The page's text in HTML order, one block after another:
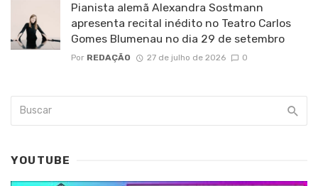
Pianista alemã Alexandra Sostmann
apresenta recital inédito no Teatro Carlos
Gomes Blumenau no dia 29 de setembro
Por REDAÇÃO 27 de julho de 2026 0
YOUTUBE